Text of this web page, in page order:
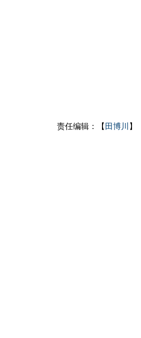
责任编辑：【 田博川 】